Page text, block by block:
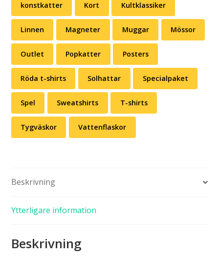
konstkatter Kort Kultklassiker
Linnen Magneter Muggar Mössor
Outlet Popkatter Posters
Röda t-shirts Solhattar Specialpaket
Spel Sweatshirts T-shirts
Tygväskor Vattenflaskor
Beskrivning
Ytterligare information
Beskrivning